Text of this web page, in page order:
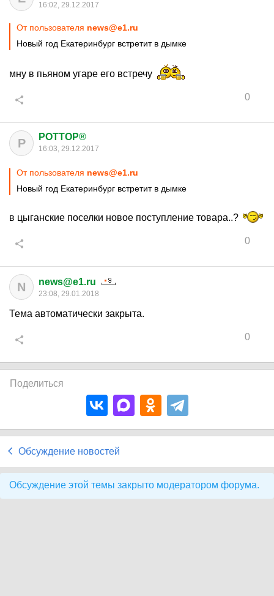
16:02, 29.12.2017
От пользователя news@e1.ru
Новый год Екатеринбург встретит в дымке
мну в пьяном угаре его встречу
0
P POTTOP®
16:03, 29.12.2017
От пользователя news@e1.ru
Новый год Екатеринбург встретит в дымке
в цыганские поселки новое поступление товара..?
0
N news@e1.ru
23:08, 29.01.2018
Тема автоматически закрыта.
0
Поделиться
Обсуждение новостей
Обсуждение этой темы закрыто модератором форума.